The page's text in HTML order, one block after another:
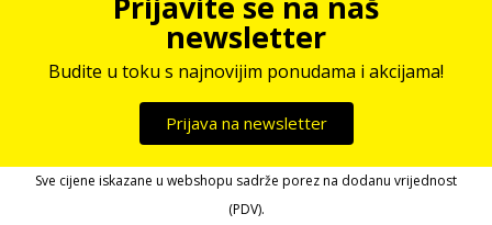
newsletter
Budite u toku s najnovijim ponudama i akcijama!
Prijava na newsletter
Sve cijene iskazane u webshopu sadrže porez na dodanu vrijednost
(PDV).